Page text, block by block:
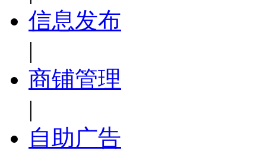
信息发布
|
商铺管理
|
自助广告